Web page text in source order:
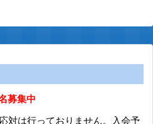
募集中
対は行っておりません。入会予